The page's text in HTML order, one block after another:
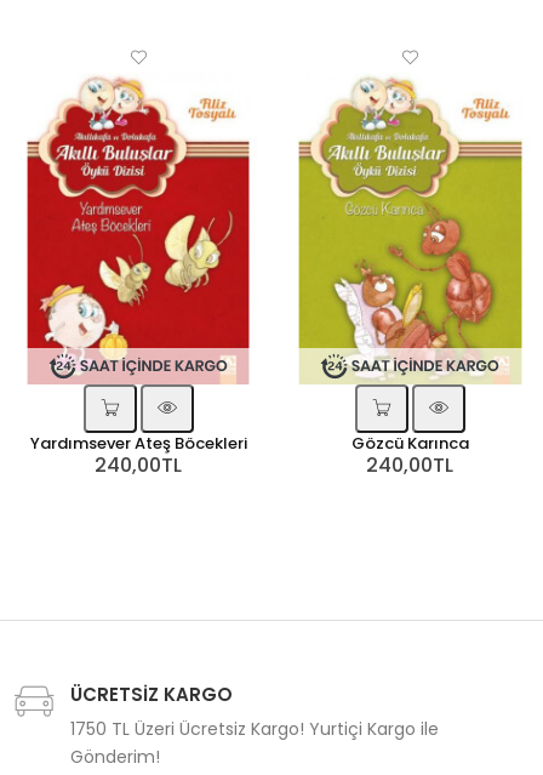
Yardımsever Ateş Böcekleri
240,00TL
Gözcü Karınca
240,00TL
ÜCRETSİZ KARGO
1750 TL Üzeri Ücretsiz Kargo! Yurtiçi Kargo ile
Gönderim!